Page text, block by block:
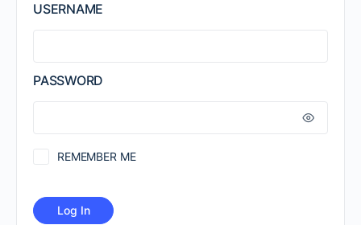
USERNAME
PASSWORD
REMEMBER ME